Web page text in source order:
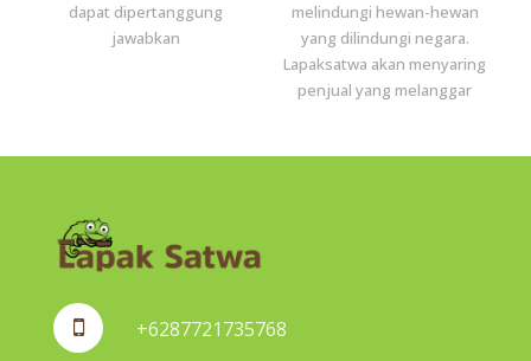
dapat dipertanggung
jawabkan
melindungi hewan-hewan
yang dilindungi negara.
Lapaksatwa akan menyaring
penjual yang melanggar
+6287721735768